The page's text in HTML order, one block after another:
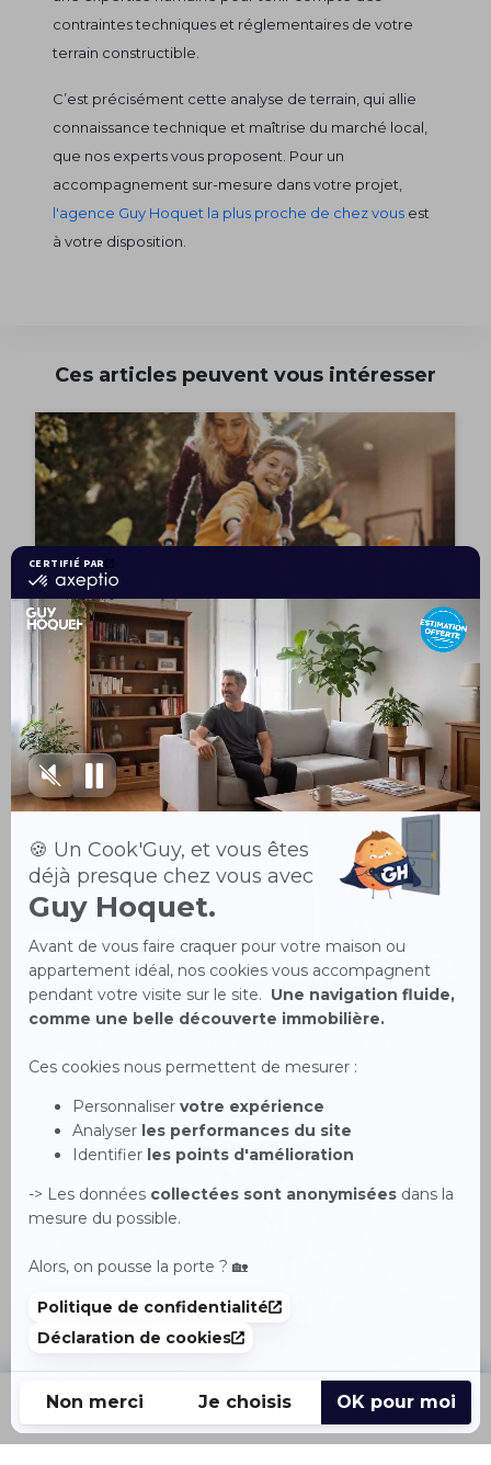
Accueil Acheter Louer Vendre Menu
contraintes techniques et réglementaires de votre
terrain constructible.
C’est précisément cette analyse de terrain, qui allie
connaissance technique et maîtrise du marché local,
que nos experts vous proposent. Pour un
accompagnement sur-mesure dans votre projet,
l'agence Guy Hoquet la plus proche de chez vous est
à votre disposition.
Ces articles peuvent vous intéresser
Comment estimer une maison avec terrain
?
la valeur immobilière
L'essentiel du diagnostic ERP